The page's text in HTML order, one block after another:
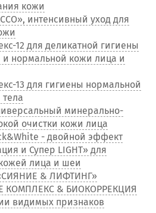
кожи
интенсивный уход для
12 для деликатной гигиены
и нормальной кожи лица и
13 для гигиены нормальной
минерально-
очистки кожи лица
- двойной эффект
и Супер LIGHT» для
лица и шеи
«СИЯНИЕ & ЛИФТИНГ»
КОМПЛЕКС & БИОКОРРЕКЦИЯ
видимых признаков